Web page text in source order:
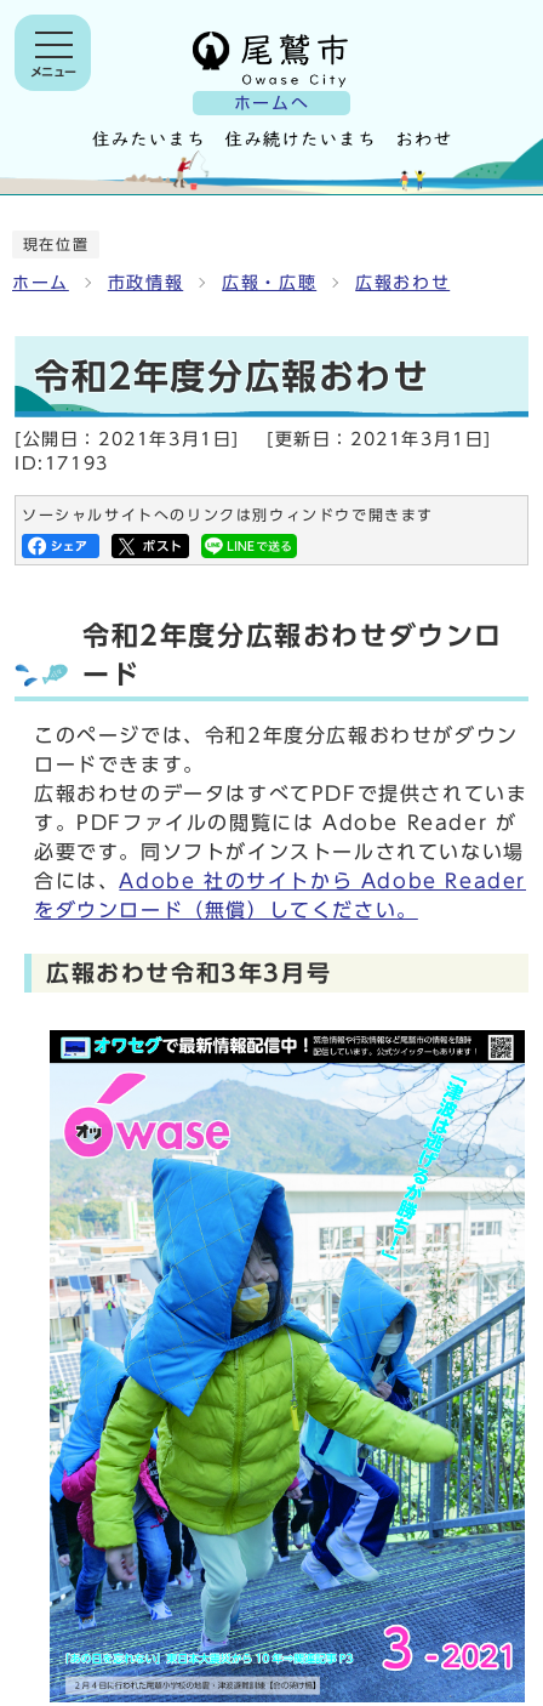
ホームへ
メニュー
現在位置
ホーム 市政情報 広報・広聴 広報おわせ
令和2年度分広報おわせ
[公開日： 2021年3月1日 [更新日： 2021年3月1日
ID:17193
ソーシャルサイトへのリンクは別ウィンドウで開きます
令和2年度分広報おわせダウンロ
ード
このページでは、令和2年度分広報おわせがダウン
ロードできます。
広報おわせのデータはすべてPDFで提供されていま
す。PDFファイルの閲覧には Adobe Reader が
必要です。同ソフトがインストールされていない場
合には、 Adobe 社のサイトから Adobe Reader
をダウンロード（無償）してください。
広報おわせ令和3年3月号